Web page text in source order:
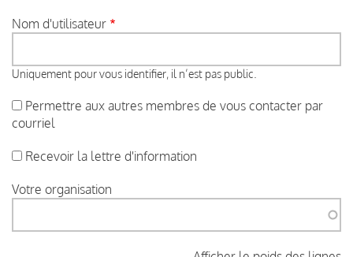
Nom d'utilisateur
Uniquement pour vous identifier, il n’est pas public.
Permettre aux autres membres de vous contacter par
courriel
Recevoir la lettre d'information
Votre organisation